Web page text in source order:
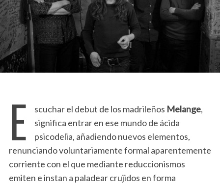
E scuchar el debut de los madrileños Melange,
significa entrar en ese mundo de ácida
psicodelia, añadiendo nuevos elementos,
renunciando voluntariamente formal aparentemente
corriente con el que mediante reduccionismos
emiten e instan a paladear crujidos en forma